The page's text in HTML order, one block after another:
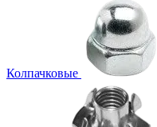
Колпачковые